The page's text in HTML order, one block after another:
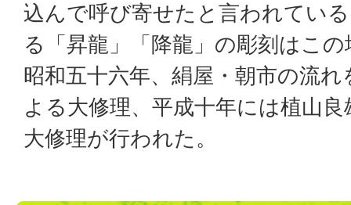
込んで呼び寄せたと言われてい
る「昇龍」「降龍」の彫刻はこ
昭和五十六年、絹屋・朝市の流
よる大修理、平成十年には植山
大修理が行われた。